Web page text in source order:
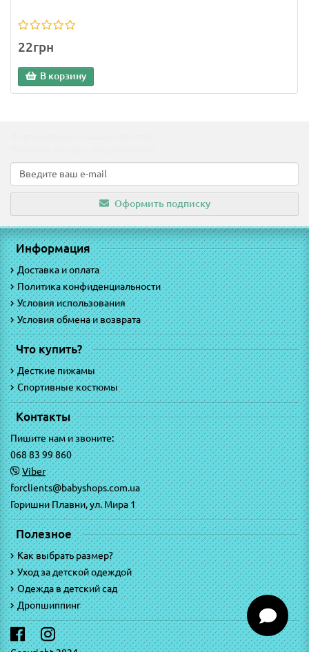
22грн
В корзину
Оформить подписку
Информация
Доставка и оплата
Политика конфиденциальности
Условия использования
Условия обмена и возврата
Что купить?
Десткие пижамы
Спортивные костюмы
Контакты
Пишите нам и звоните:
068 83 99 860
Viber
forclients@babyshops.com.ua
Горишни Плавни, ул. Мира 1
Полезное
Как выбрать размер?
Уход за детской одеждой
Одежда в детский сад
Дропшиппинг